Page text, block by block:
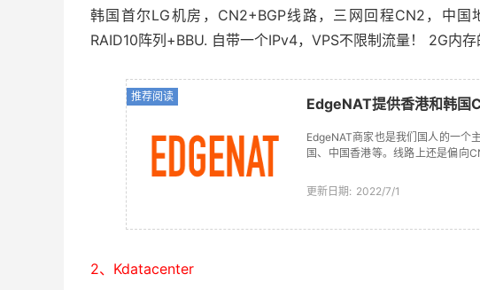
韩国首尔LG机房，CN2+BGP线路，三网回程CN2，中
RAID10阵列+BBU. 自带一个IPv4，VPS不限制流量！ 2G内存
推荐阅读 EdgeNAT提供香港和韩国
EdgeNAT商家也是我们国人的一个
国、中国香港等。线路上还是偏向
更新日期: 2022/7/1
2、Kdatacenter